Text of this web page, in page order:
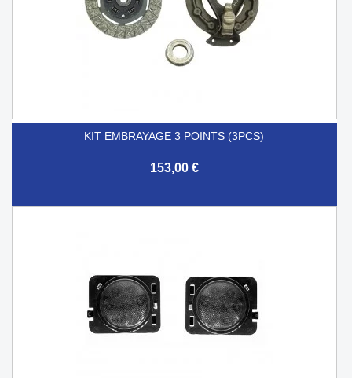
KIT EMBRAYAGE 3 POINTS (3PCS)
153,00 €